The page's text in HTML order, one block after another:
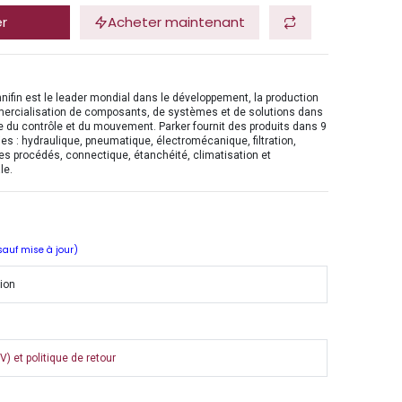
Acheter maintenant
est le leader mondial dans le développement, la production
de composants, de systèmes et de solutions dans
du contrôle et du mouvement. Parker fournit des produits dans 9
: hydraulique, pneumatique, électromécanique, filtration,
procédés, connectique, étanchéité, climatisation et
mise à jour)
et politique de retour